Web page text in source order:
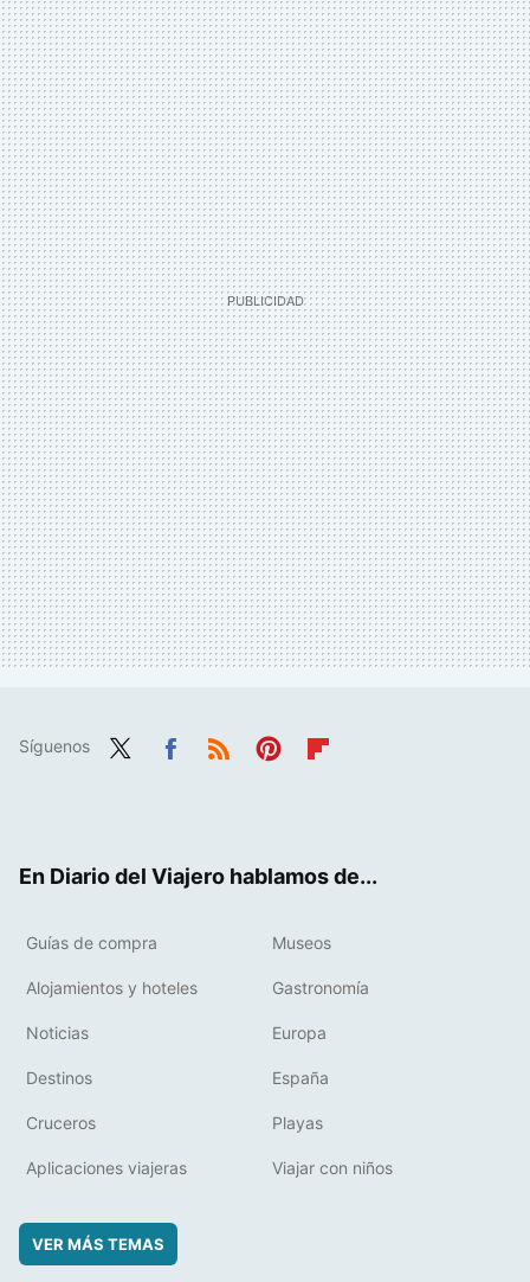
Síguenos
En Diario del Viajero hablamos de...
Guías de compra Museos
Alojamientos y hoteles Gastronomía
Noticias Europa
Destinos España
Cruceros Playas
Aplicaciones viajeras Viajar con niños
VER MÁS TEMAS